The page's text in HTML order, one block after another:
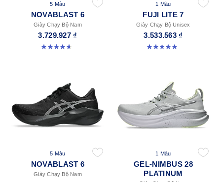
5 Màu
NOVABLAST 6
Giày Chạy Bộ Nam
3.729.927 ₫
4.6 trong số 5 sao. 137 đánh giá
1 Màu
FUJI LITE 7
Giày Chạy Bộ Unisex
3.533.563 ₫
4.9 trong số 5 sao. 14 đánh giá
5 Màu
NOVABLAST 6
Giày Chạy Bộ Nam
1 Màu
GEL-NIMBUS 28
PLATINUM